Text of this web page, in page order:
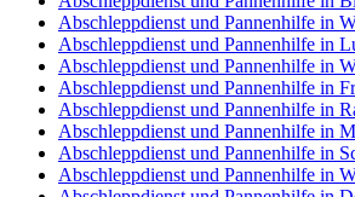
Abschleppdienst und Pannenhilfe in
Abschleppdienst und Pannenhilfe in
Abschleppdienst und Pannenhilfe in
Abschleppdienst und Pannenhilfe in
Abschleppdienst und Pannenhilfe in
Abschleppdienst und Pannenhilfe in
Abschleppdienst und Pannenhilfe in
Abschleppdienst und Pannenhilfe in